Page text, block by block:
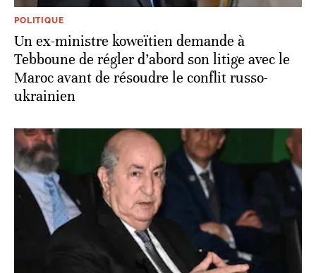
POLITIQUE
Un ex-ministre koweïtien demande à
Tebboune de régler d’abord son litige avec le
Maroc avant de résoudre le conflit russo-
ukrainien